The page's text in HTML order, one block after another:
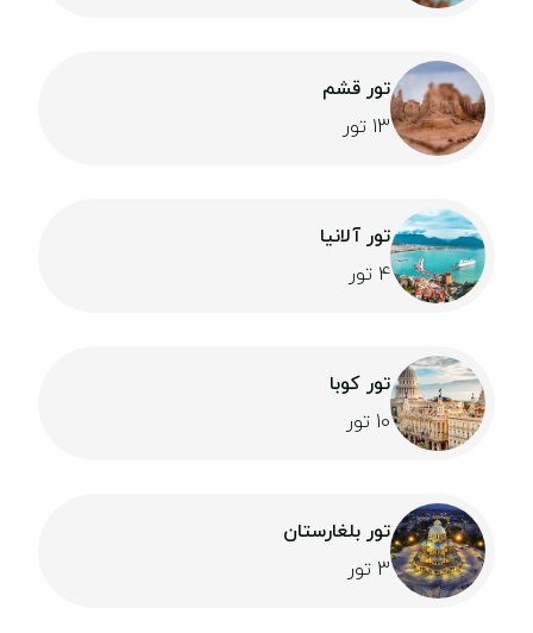
تور قشم
13 تور
تور آلانیا
4 تور
تور کوبا
10 تور
تور بلغارستان
3 تور